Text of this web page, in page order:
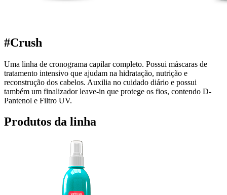
#Crush
Uma linha de cronograma capilar completo. Possui máscaras de
tratamento intensivo que ajudam na hidratação, nutrição e
reconstrução dos cabelos. Auxilia no cuidado diário e possui
também um finalizador leave-in que protege os fios, contendo D-
Pantenol e Filtro UV.
Produtos da linha